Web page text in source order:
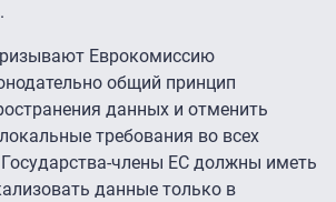
Еврокомиссию
общий принцип
данных и отменить
требования во всех
Государства-члены ЕС должны иметь
данные только в